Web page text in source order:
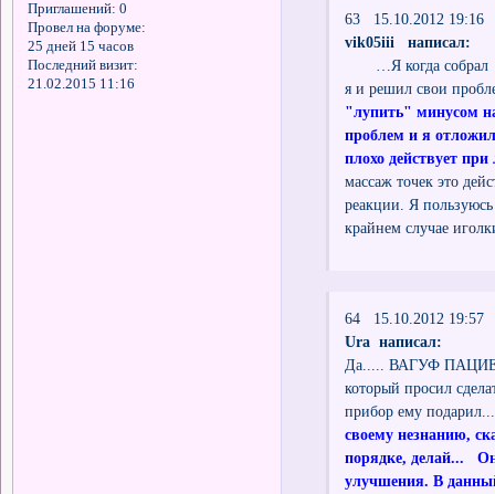
Приглашений: 0
Провел на форуме:
25 дней 15 часов
Последний визит:
21.02.2015 11:16
63 15.10.2012 19:16
vik05iii написал:
…Я когда собрал
я и решил свои
"лупить" минусом
проблем и я
плохо действует
массаж точек это
реакции. Я
крайнем случае
64 15.10.2012 19:57
Ura написал:
Да..... ВАГУФ
который просил
прибор ему
своему незнанию,
порядке, делай...
улучшения. В